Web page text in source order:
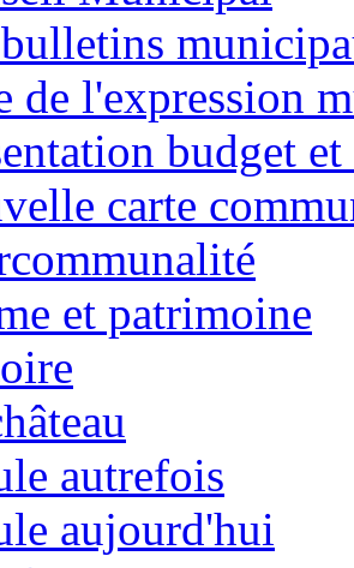
de l'expression
budget
carte
et patrimoine
autrefois
aujourd'hui